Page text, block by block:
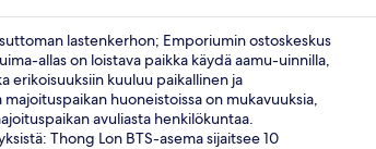
Premier-
lastenkerhon; Emporiumin ostoskeskus
allas on loistava paikka käydä aamu-uinnilla,
erikoisuuksiin kuuluu paikallinen ja
huoneistoissa on mukavuuksia,
avuliasta henkilökuntaa.
Thong Lon BTS-asema sijaitsee 10